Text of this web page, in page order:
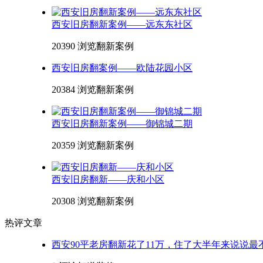
西安旧房翻新案例——远东东社区
20390 浏览翻新案例
西安旧房翻案例——欧陆花园小区
20384 浏览翻新案例
西安旧房翻新案例——御锦城二期
20359 浏览翻新案例
西安旧房翻新——庆和小区
20308 浏览翻新案例
热评文章
西安90平老房翻新花了11万，住了大半年来说说最